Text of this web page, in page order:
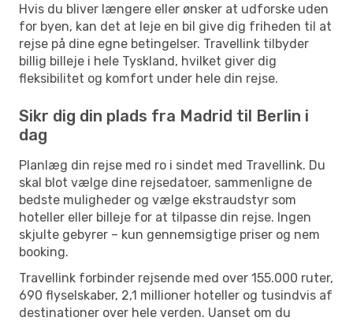
Hvis du bliver længere eller ønsker at udforske uden
for byen, kan det at leje en bil give dig friheden til at
rejse på dine egne betingelser. Travellink tilbyder
billig billeje i hele Tyskland, hvilket giver dig
fleksibilitet og komfort under hele din rejse.
Sikr dig din plads fra Madrid til Berlin i
dag
Planlæg din rejse med ro i sindet med Travellink. Du
skal blot vælge dine rejsedatoer, sammenligne de
bedste muligheder og vælge ekstraudstyr som
hoteller eller billeje for at tilpasse din rejse. Ingen
skjulte gebyrer – kun gennemsigtige priser og nem
booking.
Travellink forbinder rejsende med over 155.000 ruter,
690 flyselskaber, 2,1 millioner hoteller og tusindvis af
destinationer over hele verden. Uanset om du